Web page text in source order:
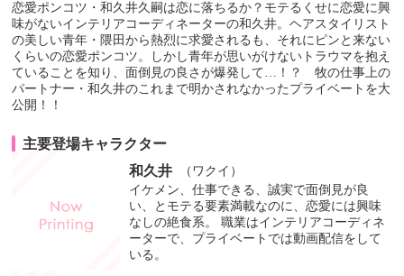
恋愛ポンコツ・和久井久嗣は恋に落ちるか？モテるくせに恋愛に興
味がないインテリアコーディネーターの和久井。ヘアスタイリスト
の美しい青年・隈田から熱烈に求愛されるも、それにピンと来ない
くらいの恋愛ポンコツ。しかし青年が思いがけないトラウマを抱え
ていることを知り、面倒見の良さが爆発して…！？ 牧の仕事上の
パートナー・和久井のこれまで明かされなかったプライベートを大
公開！！
主要登場キャラクター
和久井
（ワクイ）
イケメン、仕事できる、誠実で面倒見が良
い、とモテる要素満載なのに、恋愛には興味
なしの絶食系。 職業はインテリアコーディネ
ーターで、プライベートでは動画配信をして
いる。